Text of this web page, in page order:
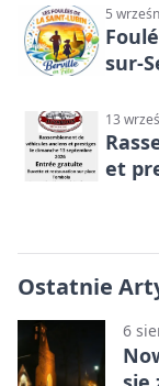
5
sur-
13
et
Ostatnie
6